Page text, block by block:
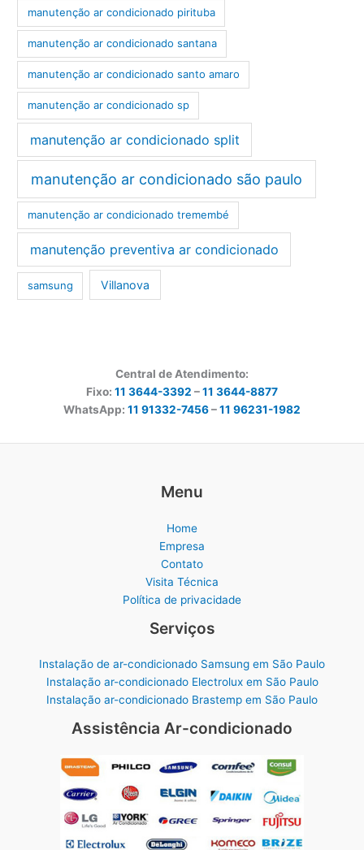
manutenção ar condicionado pirituba
manutenção ar condicionado santana
manutenção ar condicionado santo amaro
manutenção ar condicionado sp
manutenção ar condicionado split
manutenção ar condicionado são paulo
manutenção ar condicionado tremembé
manutenção preventiva ar condicionado
samsung Villanova
Central de Atendimento:
Fixo: 11 3644-3392 –11 3644-8877
WhatsApp: 11 91332-7456–11 96231-1982
Menu
Home
Empresa
Contato
Visita Técnica
Política de privacidade
Serviços
Instalação de ar-condicionado Samsung em São Paulo
Instalação ar-condicionado Electrolux em São Paulo
Instalação ar-condicionado Brastemp em São Paulo
Assistência Ar-condicionado